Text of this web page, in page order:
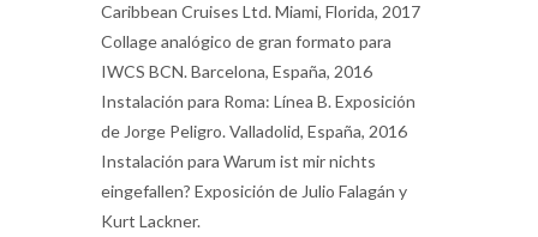
Caribbean Cruises Ltd. Miami, Florida, 2017
Collage analógico de gran formato para
IWCS BCN. Barcelona, España, 2016
Instalación para Roma: Línea B. Exposición
de Jorge Peligro. Valladolid, España, 2016
Instalación para Warum ist mir nichts
eingefallen? Exposición de Julio Falagán y
Kurt Lackner.